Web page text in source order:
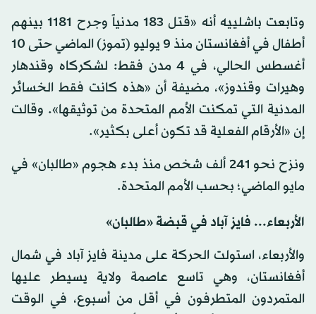
وتابعت باشلييه أنه «قتل 183 مدنياً وجرح 1181 بينهم
أطفال في أفغانستان منذ 9 يوليو (تموز) الماضي حتى 10
أغسطس الحالي، في 4 مدن فقط: لشكركاه وقندهار
وهيرات وقندوز»، مضيفة أن «هذه كانت فقط الخسائر
المدنية التي تمكنت الأمم المتحدة من توثيقها». وقالت
إن «الأرقام الفعلية قد تكون أعلى بكثير».
ونزح نحو 241 ألف شخص منذ بدء هجوم «طالبان» في
مايو الماضي؛ بحسب الأمم المتحدة.
الأربعاء... فايز آباد في قبضة «طالبان»
والأربعاء، استولت الحركة على مدينة فايز آباد في شمال
أفغانستان، وهي تاسع عاصمة ولاية يسيطر عليها
المتمردون المتطرفون في أقل من أسبوع، في الوقت